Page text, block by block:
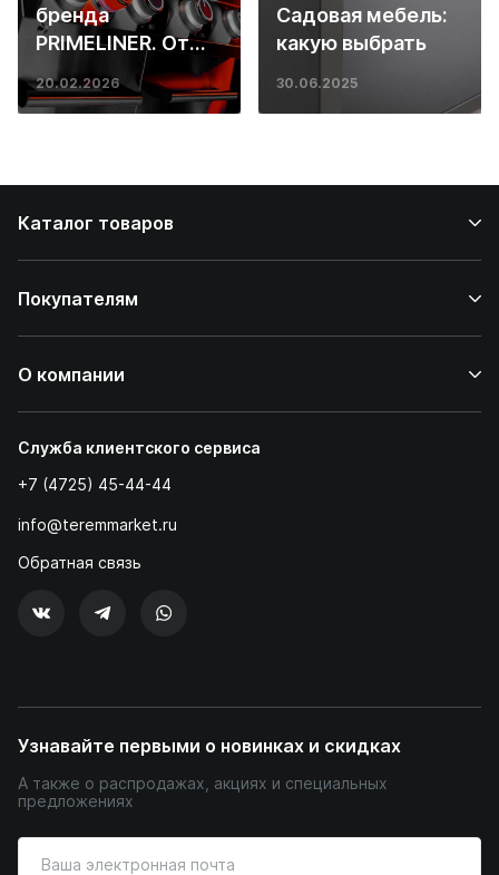
бренда
PRIMELINER. От
основ инженерии
до ресторанных
20.02.2026
Садовая мебель:
какую выбрать
30.06.2025
Каталог товаров
Покупателям
О компании
Служба клиентского сервиса
+7 (4725) 45-44-44
info@teremmarket.ru
Обратная связь
Узнавайте первыми о новинках и скидках
А также о распродажах, акциях и специальных
предложениях